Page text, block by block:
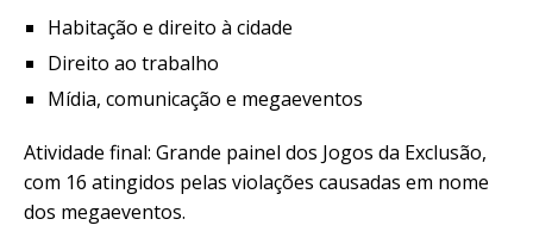
Habitação e direito à cidade
Direito ao trabalho
Mídia, comunicação e megaeventos
Atividade final: Grande painel dos Jogos da Exclusão,
com 16 atingidos pelas violações causadas em nome
dos megaeventos.